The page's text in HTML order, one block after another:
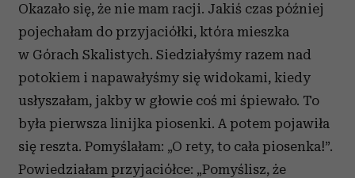
Okazało się, że nie mam racji. Jakiś czas później
pojechałam do przyjaciółki, która mieszka
w Górach Skalistych. Siedziałyśmy razem nad
potokiem i napawałyśmy się widokami, kiedy
usłyszałam, jakby w głowie coś mi śpiewało. To
była pierwsza linijka piosenki. A potem pojawiła
się reszta. Pomyślałam: „O rety, to cała piosenka!”.
Powiedziałam przyjaciółce: „Pomyślisz, że